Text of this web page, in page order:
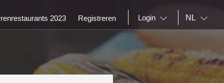
2023 Registreren Login NL